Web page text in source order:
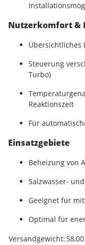
Nutzerkomfort &
Steuerung
Turbo)
Reaktionszeit
Für
Einsatzgebiete
Beheizung von
Salzwasser-
Geeignet für
Optimal für
Produkteigenschaft
Wert
Versandgewicht: